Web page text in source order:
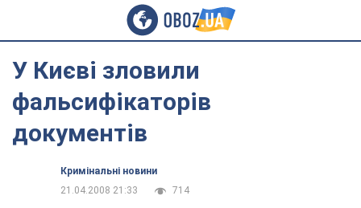
У Києві зловили
фальсифікаторів
документів
Кримінальні новини
21.04.2008 21:33
714